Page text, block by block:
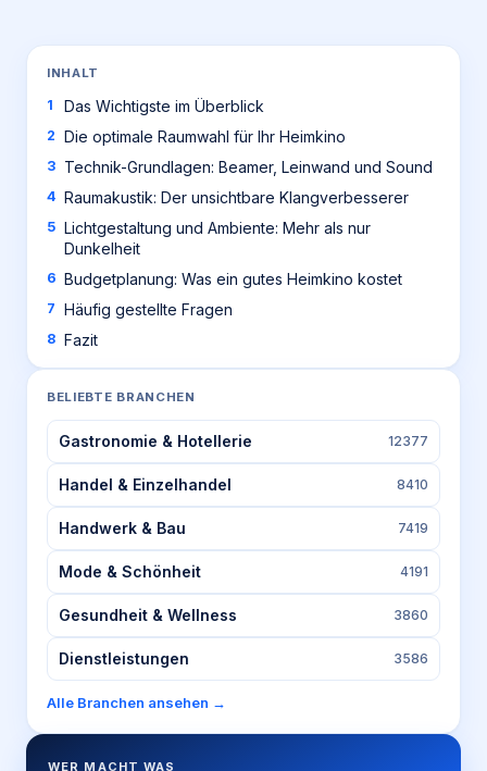
INHALT
Das Wichtigste im Überblick
Die optimale Raumwahl für Ihr Heimkino
Technik-Grundlagen: Beamer, Leinwand und Sound
Raumakustik: Der unsichtbare Klangverbesserer
Lichtgestaltung und Ambiente: Mehr als nur
Dunkelheit
Budgetplanung: Was ein gutes Heimkino kostet
Häufig gestellte Fragen
Fazit
BELIEBTE BRANCHEN
Gastronomie & Hotellerie 12377
Handel & Einzelhandel 8410
Handwerk & Bau 7419
Mode & Schönheit 4191
Gesundheit & Wellness 3860
Dienstleistungen 3586
Alle Branchen ansehen →
WER MACHT WAS